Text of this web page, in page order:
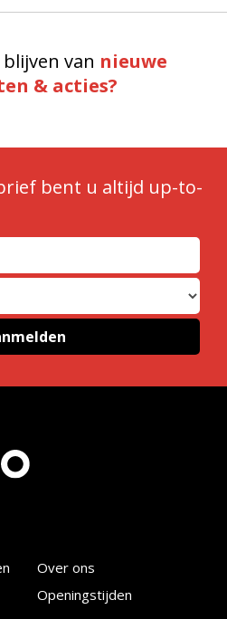
van nieuwe
& acties?
bent u altijd up-to-
Over ons
Openingstijden